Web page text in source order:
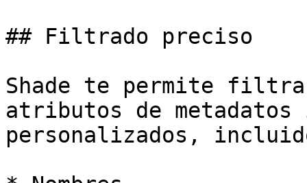
## Filtrado preciso
Shade te permite
atributos de
personalizados,